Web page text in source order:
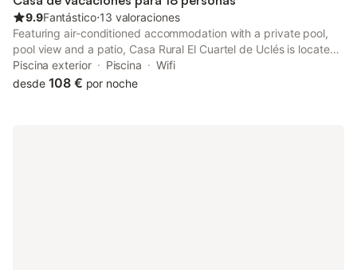
proporciona una zona designada para fumadores. Las
actividades cercanas incluyen senderismo, cicl
9.9Fantástico⋅13 valoraciones
Featuring air-conditioned accommodation with a private pool,
pool view and a patio, Casa Rural El Cuartel de Uclés is located
in Uclés. This holiday home features a garden. Free WiFi is
available throughout the property.
Piscina exterior Piscina
Wifi
desde 108 € por noche